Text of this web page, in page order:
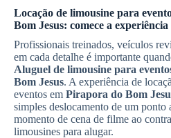
Locação de limousine para
Bom Jesus: comece a
Profissionais treinados, veículos
em cada detalhe é importante
Aluguel de limousine para
Bom Jesus. A experiência de
eventos em Pirapora do Bom
simples deslocamento de um
momento de cena de filme ao
limousines para alugar.